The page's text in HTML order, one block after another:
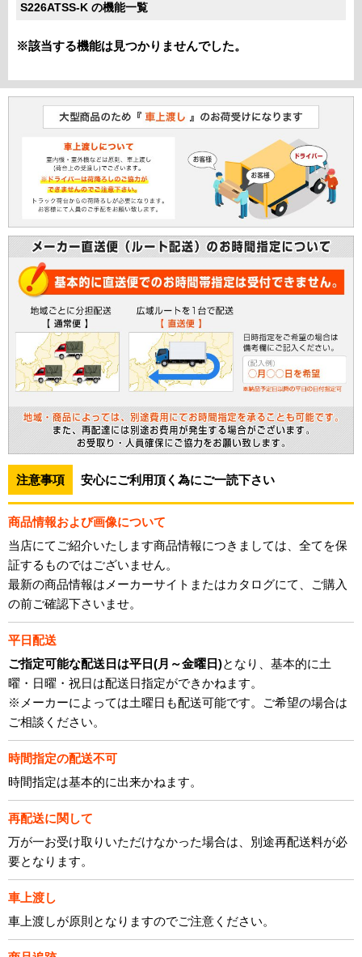
S226ATSS-K の機能一覧
※該当する機能は見つかりませんでした。
注意事項 安心にご利用頂く為にご一読下さい
商品情報および画像について
当店にてご紹介いたします商品情報につきましては、全てを保
証するものではございません。
最新の商品情報はメーカーサイトまたはカタログにて、ご購入
の前ご確認下さいませ。
平日配送
ご指定可能な配送日は平日(月～金曜日)となり、基本的に土
曜・日曜・祝日は配送日指定ができかねます。
※メーカーによっては土曜日も配送可能です。ご希望の場合は
ご相談ください。
時間指定の配送不可
時間指定は基本的に出来かねます。
再配送に関して
万が一お受け取りいただけなかった場合は、別途再配送料が必
要となります。
車上渡し
車上渡しが原則となりますのでご注意ください。